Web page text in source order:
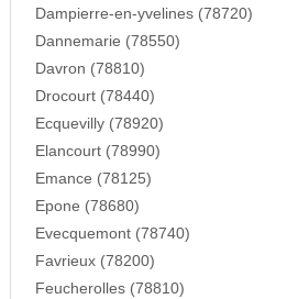
Dampierre-en-yvelines (78720)
Dannemarie (78550)
Davron (78810)
Drocourt (78440)
Ecquevilly (78920)
Elancourt (78990)
Emance (78125)
Epone (78680)
Evecquemont (78740)
Favrieux (78200)
Feucherolles (78810)